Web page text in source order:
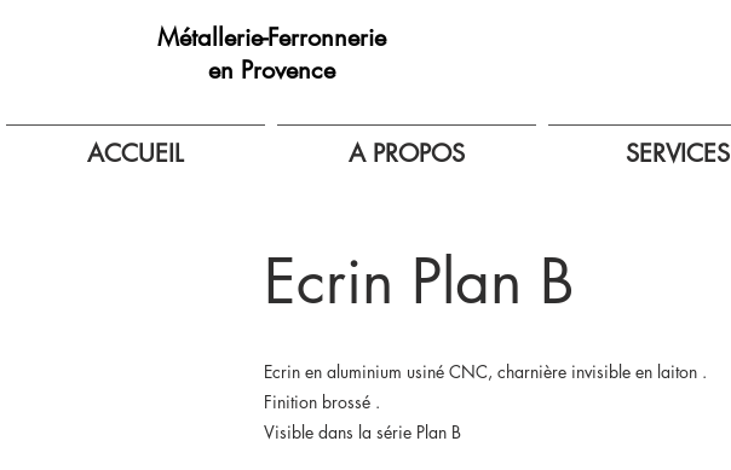
Métallerie-Ferronnerie
en Provence
ACCUEIL A PROPOS SERVICES
Ecrin Plan B
Ecrin en aluminium usiné CNC, charnière invisible en laiton .
Finition brossé .
Visible dans la série Plan B